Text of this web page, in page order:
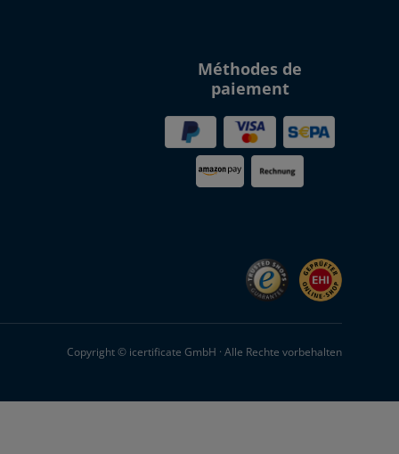
Méthodes de
paiement
Copyright © icertificate GmbH · Alle Rechte vorbehalten